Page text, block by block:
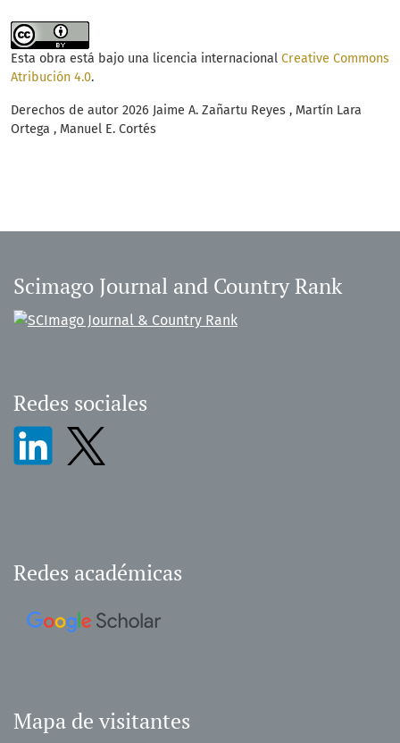
Esta obra está bajo una licencia internacional Creative Commons
Atribución 4.0.
Derechos de autor 2026 Jaime A. Zañartu Reyes , Martín Lara
Ortega , Manuel E. Cortés
Scimago Journal and Country Rank
Redes sociales
Redes académicas
Mapa de visitantes